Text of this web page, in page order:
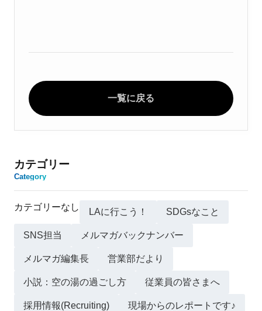
一覧に戻る
カテゴリー
Category
カテゴリーなし LAに行こう！ SDGsなこと
SNS担当 メルマガバックナンバー
メルマガ編集長 営業部だより
小説：空の湯の過ごし方 従業員の皆さまへ
採用情報(Recruiting) 現場からのレポートです♪